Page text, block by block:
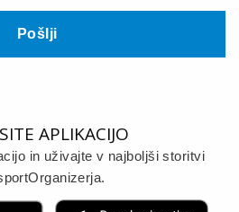
Pošlji
APLIKACIJO
in uživajte v najboljši storitvi